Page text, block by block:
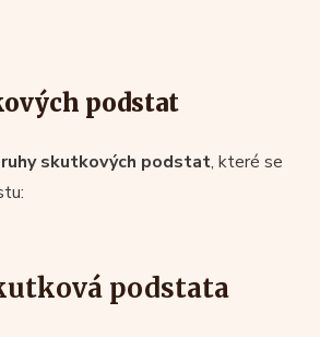
podstat
skutkových podstat, které se
podstata